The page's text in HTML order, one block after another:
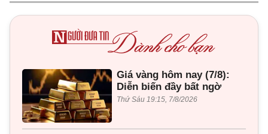
Giá vàng hôm nay (7/8):
Diễn biến đầy bất ngờ
Thứ Sáu 19:15, 7/8/2026